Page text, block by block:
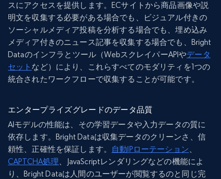
スにアクセスを提供します。ECサイトから商品画像や説
明文を収集する必要がある場合でも、ビジュアル付きの
ソーシャルメディア投稿を分析する場合でも、埋め込み
メディア付きのニュース記事を収集する場合でも、Bright
Dataのインフラとツール（WebスクレイパーAPIやデータ
セット など）により、これらすべてのモダリティを1つの
統合されたワークフローで収集することが可能です。
エンタープライズグレードのデータ品質
AIモデルの性能は、その学習データや入力データの質に
依存します。Bright Dataは収集データのクリーンさ、信
頼性、正確性を保証します。
自動IPローテーション、
CAPTCHA処理、JavaScriptレンダリングなどの機能によ
り、Bright Dataは人間のユーザーが閲覧するのと同じ完